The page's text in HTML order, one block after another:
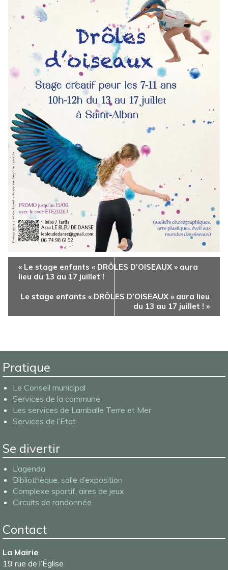
Navigation
Évènement
« Le stage enfants « DRÔLES D’OISEAUX » aura
lieu du 13 au 17 juillet !
Le stage enfants « DRÔLES D’OISEAUX » aura lieu
du 13 au 17 juillet ! »
Pratique
Le Conseil municipal
Services de la commune
Les services de Lamballe Terre et Mer
Services de l’Etat
Se divertir
L’agenda
Bibliothèque, salle d’exposition
Complexe sportif, aires de jeux
Circuits de randonnée
Contact
La Mairie
19 rue de l’Église